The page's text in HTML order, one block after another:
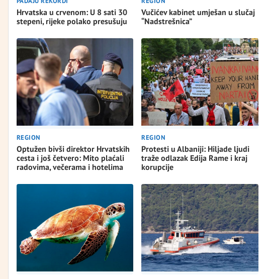
Hrvatska u crvenom: U 8 sati 30
stepeni, rijeke polako presušuju
Vučićev kabinet umješan u slučaj
“Nadstrešnica”
REGION
Optužen bivši direktor Hrvatskih
cesta i još četvero: Mito plaćali
radovima, večerama i hotelima
REGION
Protesti u Albaniji: Hiljade ljudi
traže odlazak Edija Rame i kraj
korupcije